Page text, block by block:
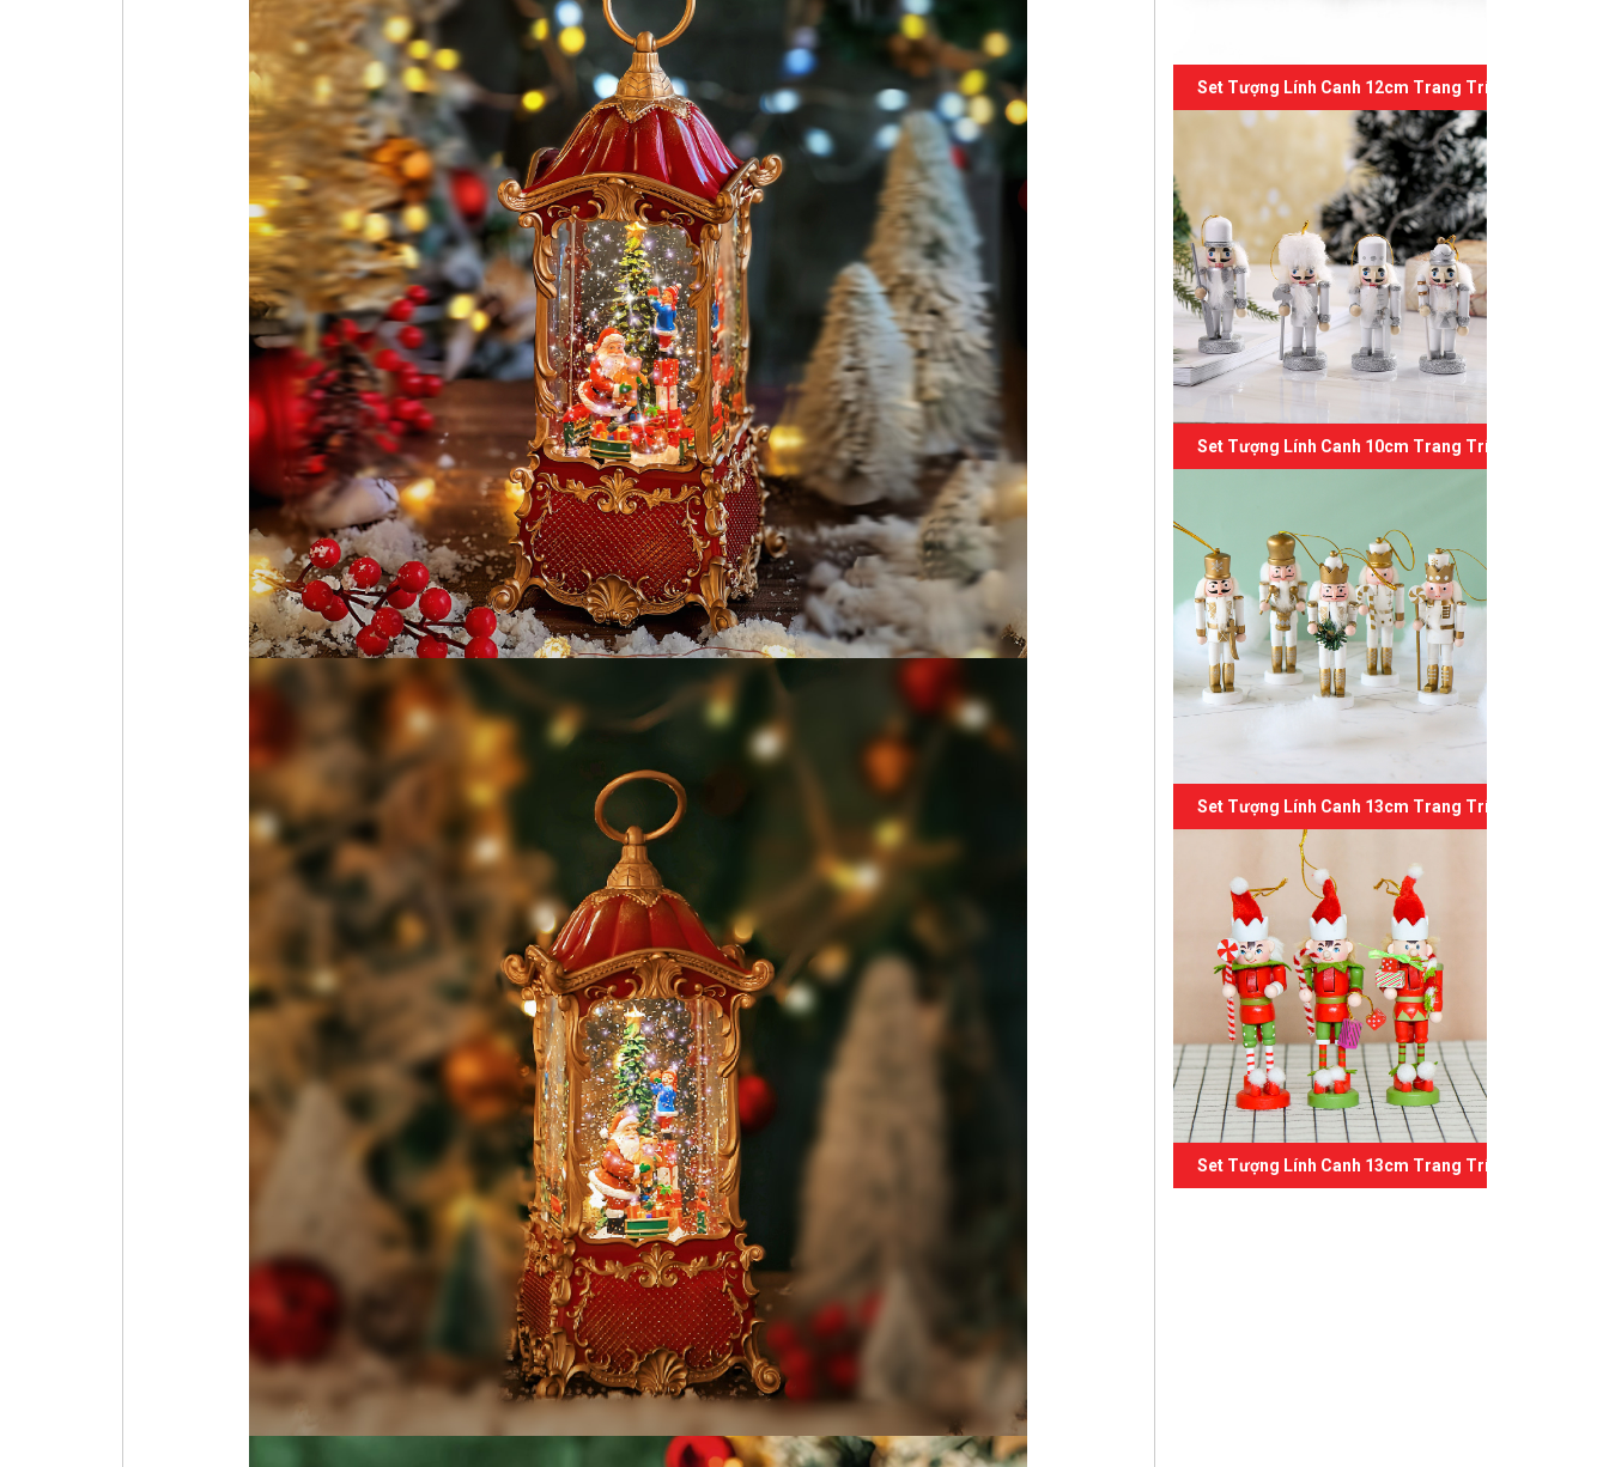
Set Tượng Lính Canh 12cm Trang Trí Giáng Sinh 06
Set Tượng Lính Canh 10cm Trang Trí Giáng Sinh 04
Set Tượng Lính Canh 13cm Trang Trí Giáng Sinh 03
Set Tượng Lính Canh 13cm Trang Trí Giáng Sinh 02